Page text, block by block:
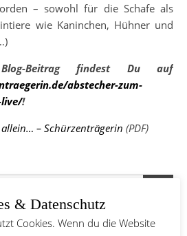
– sowohl für die Schafe als
wie Kaninchen, Hühner und
Beitrag findest Du auf
abstecher-zum-
!
– Schürzenträgerin (PDF)
& Datenschutz
Cookies. Wenn du die Website